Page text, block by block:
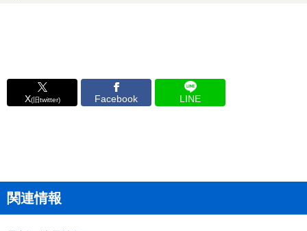
X(旧twitter) Facebook LINE
関連情報